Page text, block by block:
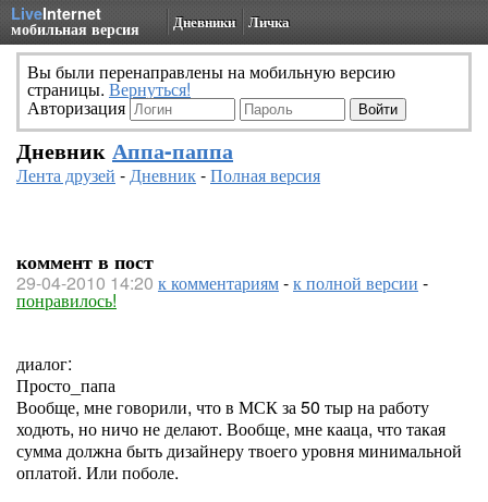
LiveInternet
мобильная версия Дневники Личка
Вы были перенаправлены на мобильную версию
страницы. Вернуться!
Авторизация
Дневник Аппа-паппа
Лента друзей -Дневник-Полная версия
коммент в пост
29-04-2010 14:20 к комментариям-к полной версии -
понравилось!
диалог:
Просто_папа
Вообще, мне говорили, что в МСК за 50 тыр на работу
ходють, но ничо не делают. Вообще, мне кааца, что такая
сумма должна быть дизайнеру твоего уровня минимальной
оплатой. Или поболе.